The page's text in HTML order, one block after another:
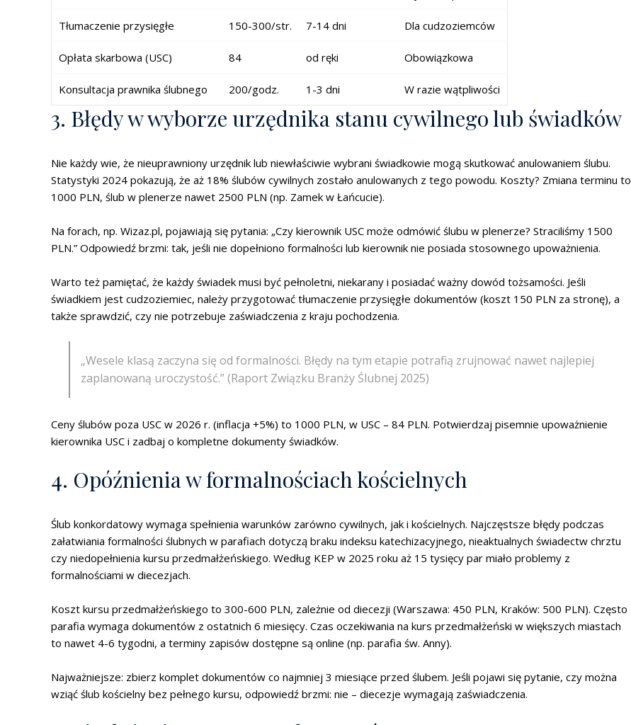
Tłumaczenie przysięgłe 150-300/str. 7-14 dni Dla cudzoziemców
Opłata skarbowa (USC) 84 od ręki Obowiązkowa
Konsultacja prawnika ślubnego 200/godz. 1-3 dni W razie wątpliwości
3. Błędy w wyborze urzędnika stanu cywilnego lub świadków
Nie każdy wie, że nieuprawniony urzędnik lub niewłaściwie wybrani świadkowie mogą skutkować anulowaniem ślubu.
Statystyki 2024 pokazują, że aż 18% ślubów cywilnych zostało anulowanych z tego powodu. Koszty? Zmiana terminu to
1000 PLN, ślub w plenerze nawet 2500 PLN (np. Zamek w Łańcucie).
Na forach, np. Wizaz.pl, pojawiają się pytania: „Czy kierownik USC może odmówić ślubu w plenerze? Straciliśmy 1500
PLN.” Odpowiedź brzmi: tak, jeśli nie dopełniono formalności lub kierownik nie posiada stosownego upoważnienia.
Warto też pamiętać, że każdy świadek musi być pełnoletni, niekarany i posiadać ważny dowód tożsamości. Jeśli
świadkiem jest cudzoziemiec, należy przygotować tłumaczenie przysięgłe dokumentów (koszt 150 PLN za stronę), a
także sprawdzić, czy nie potrzebuje zaświadczenia z kraju pochodzenia.
„Wesele klasą zaczyna się od formalności. Błędy na tym etapie potrafią zrujnować nawet najlepiej
zaplanowaną uroczystość.” (Raport Związku Branży Ślubnej 2025)
Ceny ślubów poza USC w 2026 r. (inflacja +5%) to 1000 PLN, w USC – 84 PLN. Potwierdzaj pisemnie upoważnienie
kierownika USC i zadbaj o kompletne dokumenty świadków.
4. Opóźnienia w formalnościach kościelnych
Ślub konkordatowy wymaga spełnienia warunków zarówno cywilnych, jak i kościelnych. Najczęstsze błędy podczas
załatwiania formalności ślubnych w parafiach dotyczą braku indeksu katechizacyjnego, nieaktualnych świadectw chrztu
czy niedopełnienia kursu przedmałżeńskiego. Według KEP w 2025 roku aż 15 tysięcy par miało problemy z
formalnościami w diecezjach.
Koszt kursu przedmałżeńskiego to 300-600 PLN, zależnie od diecezji (Warszawa: 450 PLN, Kraków: 500 PLN). Często
parafia wymaga dokumentów z ostatnich 6 miesięcy. Czas oczekiwania na kurs przedmałżeński w większych miastach
to nawet 4-6 tygodni, a terminy zapisów dostępne są online (np. parafia św. Anny).
Najważniejsze: zbierz komplet dokumentów co najmniej 3 miesiące przed ślubem. Jeśli pojawi się pytanie, czy można
wziąć ślub kościelny bez pełnego kursu, odpowiedź brzmi: nie – diecezje wymagają zaświadczenia.